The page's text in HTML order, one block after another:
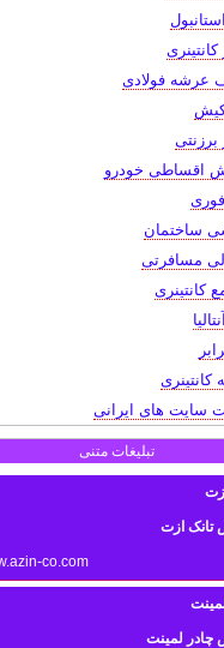
کانتینری
عرشه فولادی
برزنتی
اقساطی خودرو
ساختمان
مسافرتی
کانتینری
کانتینری
سایت های ایرانی
تبلیغات متنی
ازت
co.com
لمینت